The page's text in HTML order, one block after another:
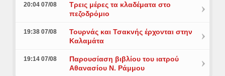
20:04 07/08
Τρεις μέρες τα κλαδέματα στο
πεζοδρόμιο
19:38 07/08
Τουρνάς και Τσακνής έρχονται στην
Καλαμάτα
19:14 07/08
Παρουσίαση βιβλίου του ιατρού
Αθανασίου Ν. Ράμμου